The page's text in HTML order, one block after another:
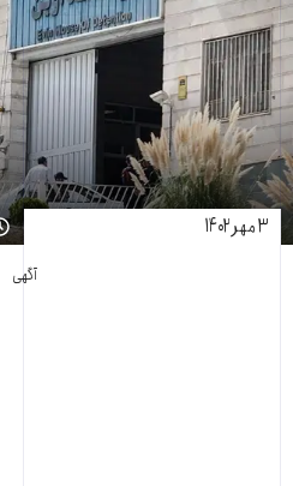
۳ مهر ۱۴۰۲
آگهی